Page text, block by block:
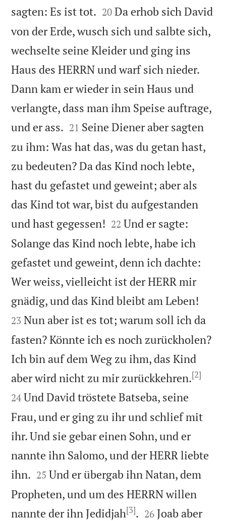
sagten: Es ist tot. 

20 Da erhob sich David
von der Erde, wusch sich und salbte sich,
wechselte seine Kleider und ging ins
Haus des HERRN und warf sich nieder.
Dann kam er wieder in sein Haus und
verlangte, dass man ihm Speise auftrage,
und er ass. 

21 Seine Diener aber sagten
zu ihm: Was hat das, was du getan hast,
zu bedeuten? Da das Kind noch lebte,
hast du gefastet und geweint; aber als
das Kind tot war, bist du aufgestanden
und hast gegessen! 

22 Und er sagte:
Solange das Kind noch lebte, habe ich
gefastet und geweint, denn ich dachte:
Wer weiss, vielleicht ist der HERR mir
gnädig, und das Kind bleibt am Leben!
23 Nun aber ist es tot; warum soll ich da
fasten? Könnte ich es noch zurückholen?
Ich bin auf dem Weg zu ihm, das Kind
aber wird nicht zu mir zurückkehren.[2]
24 Und David tröstete Batseba, seine
Frau, und er ging zu ihr und schlief mit
ihr. Und sie gebar einen Sohn, und er
nannte ihn Salomo, und der HERR liebte
ihn. 

25 Und er übergab ihn Natan, dem
Propheten, und um des HERRN willen
nannte der ihn Jedidjah[3]. 

26 Joab aber